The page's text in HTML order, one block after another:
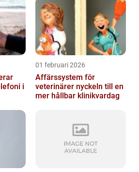
i
01 februari 2026
Affärssystem för
veterinärer nyckeln till en
mer hållbar klinikvardag